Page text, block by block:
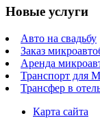
Новые услуги
Авто на свадьбу
Заказ
Аренда
Транспорт для
Трансфер в
Карта сайта